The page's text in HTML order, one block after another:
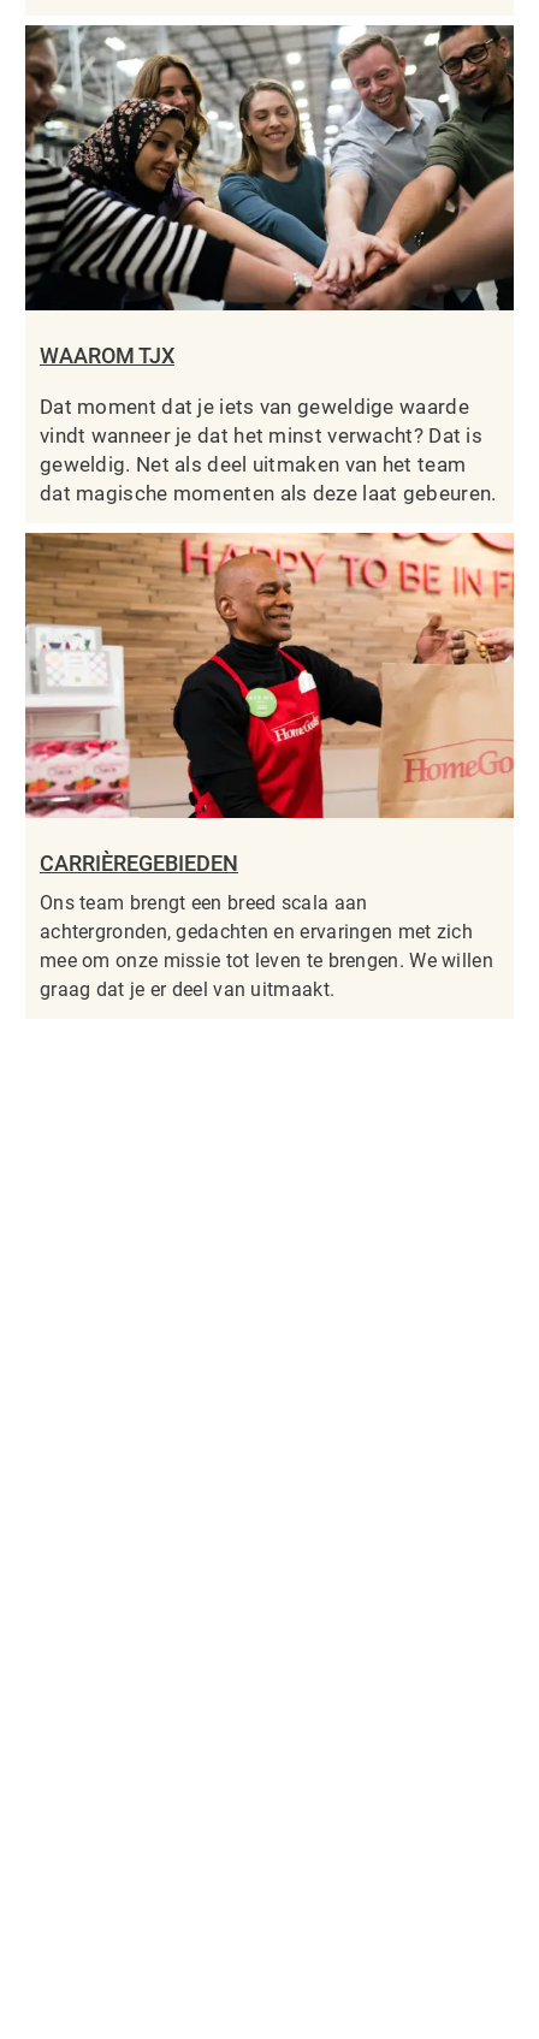
WAAROM TJX
Dat moment dat je iets van geweldige waarde
vindt wanneer je dat het minst verwacht? Dat is
geweldig. Net als deel uitmaken van het team
dat magische momenten als deze laat gebeuren.
CARRIÈREGEBIEDEN
Ons team brengt een breed scala aan
achtergronden, gedachten en ervaringen met zich
mee om onze missie tot leven te brengen. We willen
graag dat je er deel van uitmaakt.